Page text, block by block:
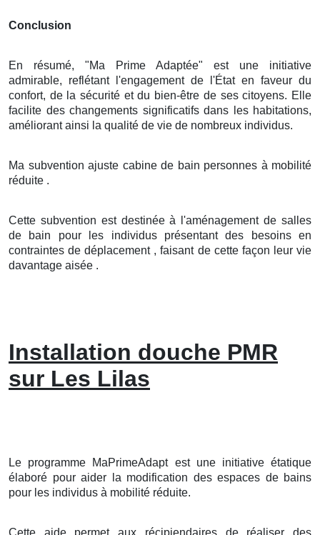
Conclusion
En résumé, "Ma Prime Adaptée" est une initiative
admirable, reflétant l'engagement de l'État en faveur du
confort, de la sécurité et du bien-être de ses citoyens. Elle
facilite des changements significatifs dans les habitations,
améliorant ainsi la qualité de vie de nombreux individus.
Ma subvention ajuste cabine de bain personnes à mobilité
réduite .
Cette subvention est destinée à l'aménagement de salles
de bain pour les individus présentant des besoins en
contraintes de déplacement , faisant de cette façon leur vie
davantage aisée .
Installation douche PMR
sur Les Lilas
Le programme MaPrimeAdapt est une initiative étatique
élaboré pour aider la modification des espaces de bains
pour les individus à mobilité réduite.
Cette aide permet aux récipiendaires de réaliser des